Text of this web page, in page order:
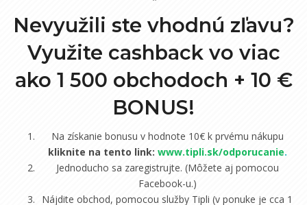
Nevyužili ste vhodnú zľavu?
Využite cashback vo viac
ako 1 500 obchodoch + 10 €
BONUS!
Na získanie bonusu v hodnote 10€ k prvému nákupu
kliknite na tento link: www.tipli.sk/odporucanie.
Jednoducho sa zaregistrujte. (Môžete aj pomocou
Facebook-u.)
Nájdite obchod, pomocou služby Tipli (v ponuke je cca 1